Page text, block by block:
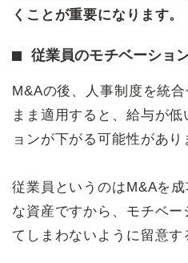
くことが重要になります。
従業員のモチベーショ
M&Aの後、人事制度を統
まま適用すると、給与が
ョンが下がる可能性があり
従業員というのはM&Aを
な資産ですから、モチベ
てしまわないように留意す